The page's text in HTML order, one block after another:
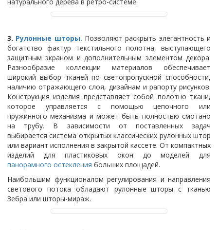
3. Рулонные шторы. Позволяют раскрыть элегантность и
богатство фактур текстильного полотна, выступающего
защитным экраном и дополнительным элементом декора.
Разнообразие коллекции материалов обеспечивает
широкий выбор тканей по светопропускной способности,
наличию отражающего слоя, дизайнам и рапорту рисунков.
Конструкция изделия представляет собой полотно ткани,
которое управляется с помощью цепочного или
пружинного механизма и может быть полностью смотано
на трубу. В зависимости от поставленных задач
выбирается система открытых классических рулонных штор
или вариант исполнения в закрытой кассете. От компактных
изделий для пластиковых окон до моделей для
панорамного остекления больших площадей.
Наибольшим функционалом регулирования и направления
светового потока обладают рулонные шторы с тканью
Зебра или шторы-мираж.